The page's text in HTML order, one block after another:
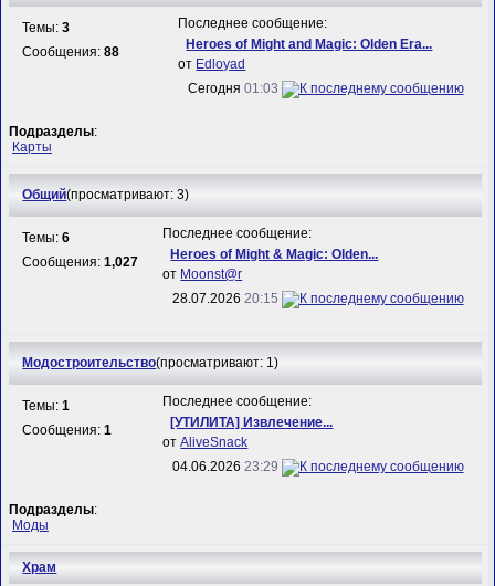
Темы:3
Сообщения:88
Последнее сообщение:
Heroes of Might and Magic: Olden Era...
от Edloyad
Сегодня 01:03
Подразделы:
Карты
Общий(просматривают: 3)
Темы:6
Сообщения:1,027
Последнее сообщение:
Heroes of Might & Magic: Olden...
от Mооnst@r
28.07.2026 20:15
Модостроительство(просматривают: 1)
Темы:1
Сообщения:1
Последнее сообщение:
[УТИЛИТА] Извлечение...
отAliveSnack
04.06.2026 23:29
Подразделы:
Моды
Храм